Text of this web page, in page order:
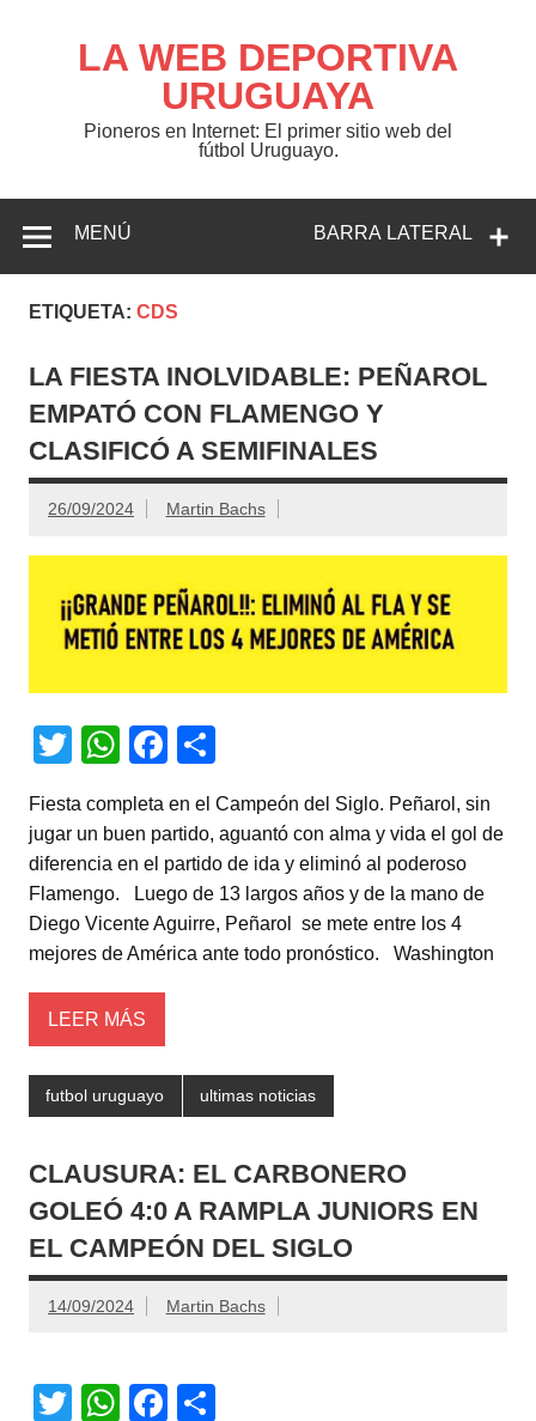
contenidoLA WEB DEPORTIVA
URUGUAYA
Pioneros en Internet: El primer sitio web del
fútbol Uruguayo.
BARRA LATERAL
MENÚ
ETIQUETA: CDS
LA FIESTA INOLVIDABLE: PEÑAROL
EMPATÓ CON FLAMENGO Y
CLASIFICÓ A SEMIFINALES
26/09/2024 Martin Bachs
T
tt
er
W
at
s
A
p
p
F
c
e
b
o
o
m
p
ar
tir
Fiesta completa en el Campeón del Siglo. Peñarol, sin
jugar un buen partido, aguantó con alma y vida el gol de
diferencia en el partido de ida y eliminó al poderoso
Flamengo. Luego de 13 largos años y de la mano de
Diego Vicente Aguirre, Peñarol se mete entre los 4
mejores de América ante todo pronóstico. Washington
LEER MÁS
futbol uruguayo ultimas noticias
CLAUSURA: EL CARBONERO
GOLEÓ 4:0 A RAMPLA JUNIORS EN
EL CAMPEÓN DEL SIGLO
14/09/2024 Martin Bachs
T
W
F